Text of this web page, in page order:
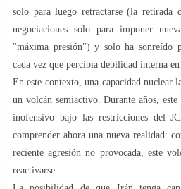
solo para luego retractarse (la retirada
negociaciones solo para imponer
"máxima presión") y solo ha sonreído
cada vez que percibía debilidad interna en
En este contexto, una capacidad nuclear
un volcán semiactivo. Durante años,
inofensivo bajo las restricciones del
comprender ahora una nueva realidad:
reciente agresión no provocada, este
reactivarse.